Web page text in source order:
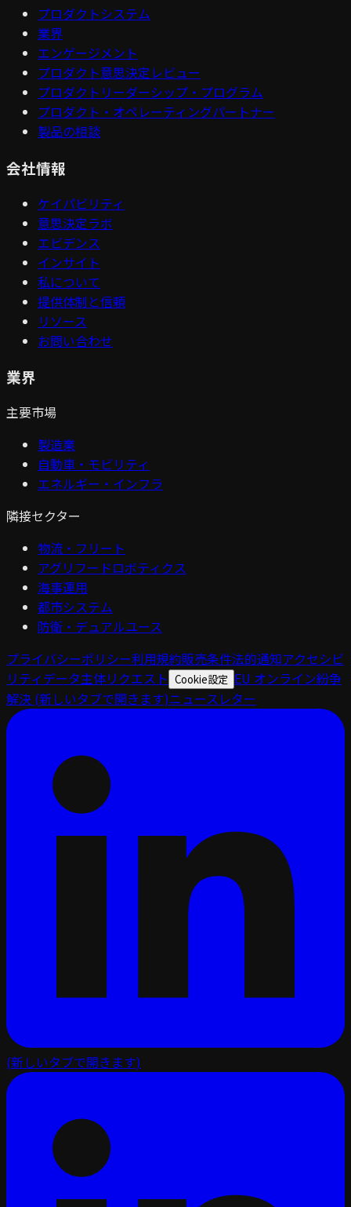
プロダクトシステム
業界
エンゲージメント
プロダクト意思決定レビュー
プロダクトリーダーシップ・プログラム
プロダクト・オペレーティングパートナー
製品の相談
会社情報
ケイパビリティ
意思決定ラボ
エビデンス
インサイト
私について
提供体制と信頼
リソース
お問い合わせ
業界
主要市場
製造業
自動車・モビリティ
エネルギー・インフラ
隣接セクター
物流・フリート
アグリフードロボティクス
海事運用
都市システム
防衛・デュアルユース
プライバシーポリシー利用規約販売条件法的通知アクセシビ
リティデータ主体リクエスト Cookie設定 EU オンライン紛争
解決 (新しいタブで開きます)ニュースレター
(新しいタブで開きます)